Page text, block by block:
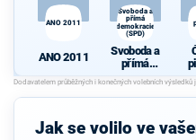
ANO 2011
ANO 2011
Svoboda a
přímá
demokracie
(SPD)
Svoboda a
přímá
demokraci
e (SPD)
Jak se volilo ve